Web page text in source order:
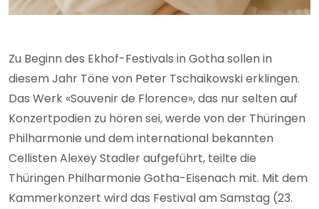
Zu Beginn des Ekhof-Festivals in Gotha sollen in
diesem Jahr Töne von Peter Tschaikowski erklingen.
Das Werk «Souvenir de Florence», das nur selten auf
Konzertpodien zu hören sei, werde von der Thüringen
Philharmonie und dem international bekannten
Cellisten Alexey Stadler aufgeführt, teilte die
Thüringen Philharmonie Gotha-Eisenach mit. Mit dem
Kammerkonzert wird das Festival am Samstag (23.